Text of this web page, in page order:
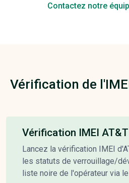
Contactez notre
Vérification de
Vérification IMEI AT&T
Lancez la vérification IMEI
les statuts de verrouillage/
liste noire de l'opérateur via le